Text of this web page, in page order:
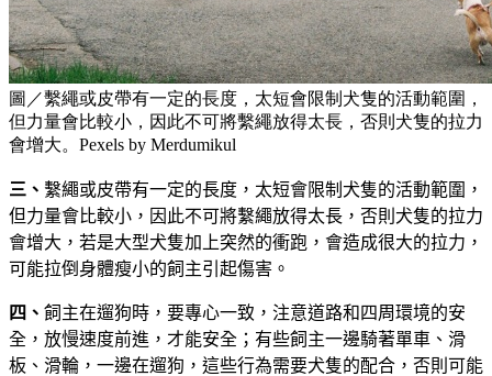
圖／繫繩或皮帶有一定的長度，太短會限制犬隻的活動範圍，
但力量會比較小，因此不可將繫繩放得太長，否則犬隻的拉力
會增大。Pexels by Merdumikul
三、 繫繩或皮帶有一定的長度，太短會限制犬隻的活動範圍，
但力量會比較小，因此不可將繫繩放得太長，否則犬隻的拉力
會增大，若是大型犬隻加上突然的衝跑，會造成很大的拉力，
可能拉倒身體瘦小的飼主引起傷害。
四、 飼主在遛狗時，要專心一致，注意道路和四周環境的安
全，放慢速度前進，才能安全；有些飼主一邊騎著單車、滑
板、滑輪，一邊在遛狗，這些行為需要犬隻的配合，否則可能